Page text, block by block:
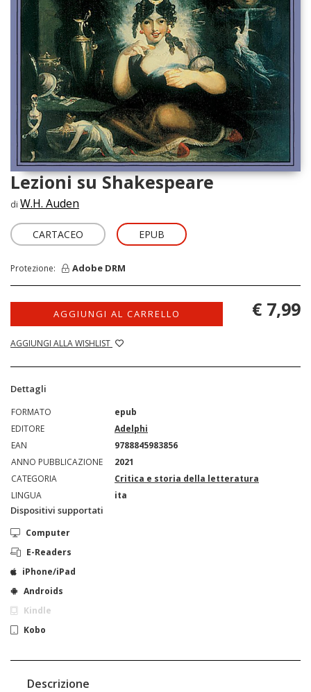
Lezioni su Shakespeare
di W.H. Auden
CARTACEO EPUB
Protezione: Adobe DRM
AGGIUNGI AL CARRELLO
AGGIUNGI ALLA WISHLIST
€ 7,99
Dettagli
FORMATO
epub
EDITORE
Adelphi
EAN
9788845983856
ANNO PUBBLICAZIONE
2021
CATEGORIA
Critica e storia della letteratura
LINGUA
ita
Dispositivi supportati
Computer
E-Readers
iPhone/iPad
Androids
Kindle
Kobo
Descrizione